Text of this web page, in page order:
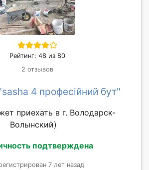
Рейтинг: 48 из 80
2 отзывов
4 професійний бут"
приехать в г. Володарск-
Волынский)
подтверждена
7 лет назад